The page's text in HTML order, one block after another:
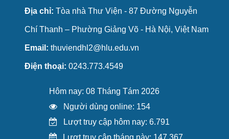
Địa chỉ: Tòa nhà Thư Viện - 87 Đường Nguyễn
Chí Thanh – Phường Giảng Võ - Hà Nội, Việt Nam
Email: thuviendhl2@hlu.edu.vn
Điện thoại: 0243.773.4549
Hôm nay: 08 Tháng Tám 2026
Người dùng online: 154
Lượt truy cập hôm nay: 6.791
Lượt truy cập tháng này: 147.367